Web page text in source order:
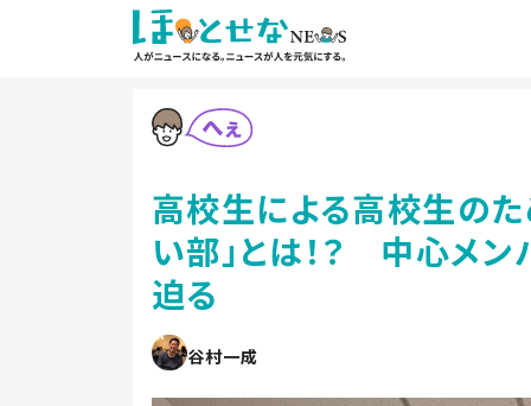
高校生による高校生の
い部」とは！？ 中心メ
迫る
谷村一成